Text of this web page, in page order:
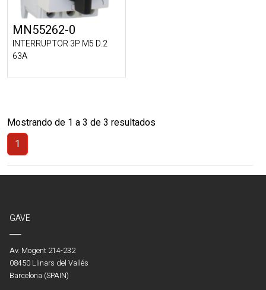
MN55262-0
INTERRUPTOR 3P M5 D.2
63A
Mostrando de 1 a 3 de 3 resultados
1
(Actual)
GAVE
Av. Mogent 214-232
08450 Llinars del Vallés
Barcelona (SPAIN)